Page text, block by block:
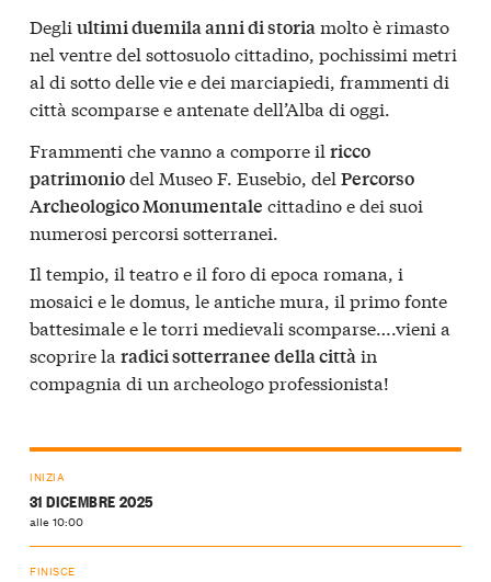
Degli ultimi duemila anni di storiamolto è rimasto
nel ventre del sottosuolo cittadino, pochissimi metri
al di sotto delle vie e dei marciapiedi, frammenti di
città scomparse e antenate dell’Alba di oggi.
Frammenti che vanno a comporre il ricco
patrimoniodel Museo F. Eusebio, del Percorso
Archeologico Monumentale cittadino e dei suoi
numerosi percorsi sotterranei.
Il tempio, il teatro e il foro di epoca romana, i
mosaici e le domus, le antiche mura, il primo fonte
battesimale e le torri medievali scomparse….vieni a
scoprire la radici sotterranee della cittàin
compagnia di un archeologo professionista!
INIZIA
31 DICEMBRE 2025
alle 10:00
FINISCE